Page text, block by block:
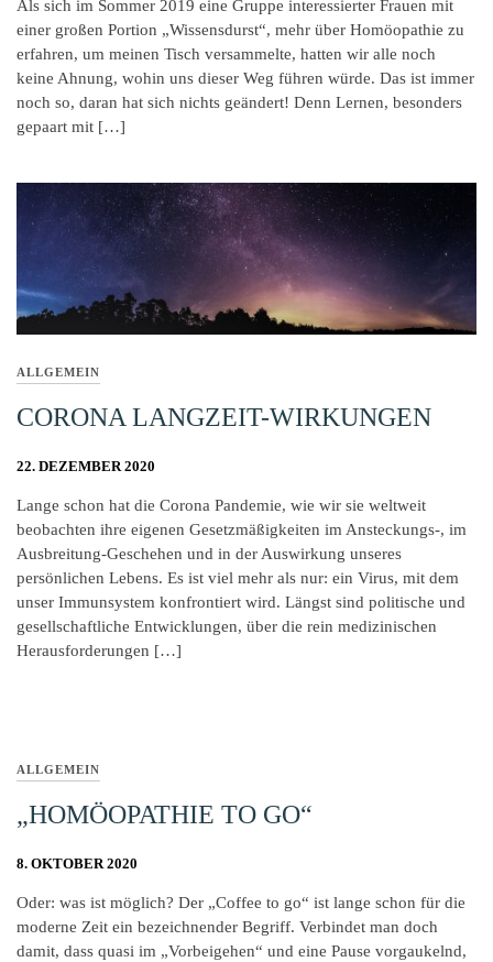
Als sich im Sommer 2019 eine Gruppe interessierter Frauen mit
einer großen Portion „Wissensdurst“, mehr über Homöopathie zu
erfahren, um meinen Tisch versammelte, hatten wir alle noch
keine Ahnung, wohin uns dieser Weg führen würde. Das ist immer
noch so, daran hat sich nichts geändert! Denn Lernen, besonders
gepaart mit […]
ALLGEMEIN
CORONA LANGZEIT-WIRKUNGEN
22. DEZEMBER 2020
Lange schon hat die Corona Pandemie, wie wir sie weltweit
beobachten ihre eigenen Gesetzmäßigkeiten im Ansteckungs-, im
Ausbreitung-Geschehen und in der Auswirkung unseres
persönlichen Lebens. Es ist viel mehr als nur: ein Virus, mit dem
unser Immunsystem konfrontiert wird. Längst sind politische und
gesellschaftliche Entwicklungen, über die rein medizinischen
Herausforderungen […]
ALLGEMEIN
„HOMÖOPATHIE TO GO“
8. OKTOBER 2020
Oder: was ist möglich? Der „Coffee to go“ ist lange schon für die
moderne Zeit ein bezeichnender Begriff. Verbindet man doch
damit, dass quasi im „Vorbeigehen“ und eine Pause vorgaukelnd,